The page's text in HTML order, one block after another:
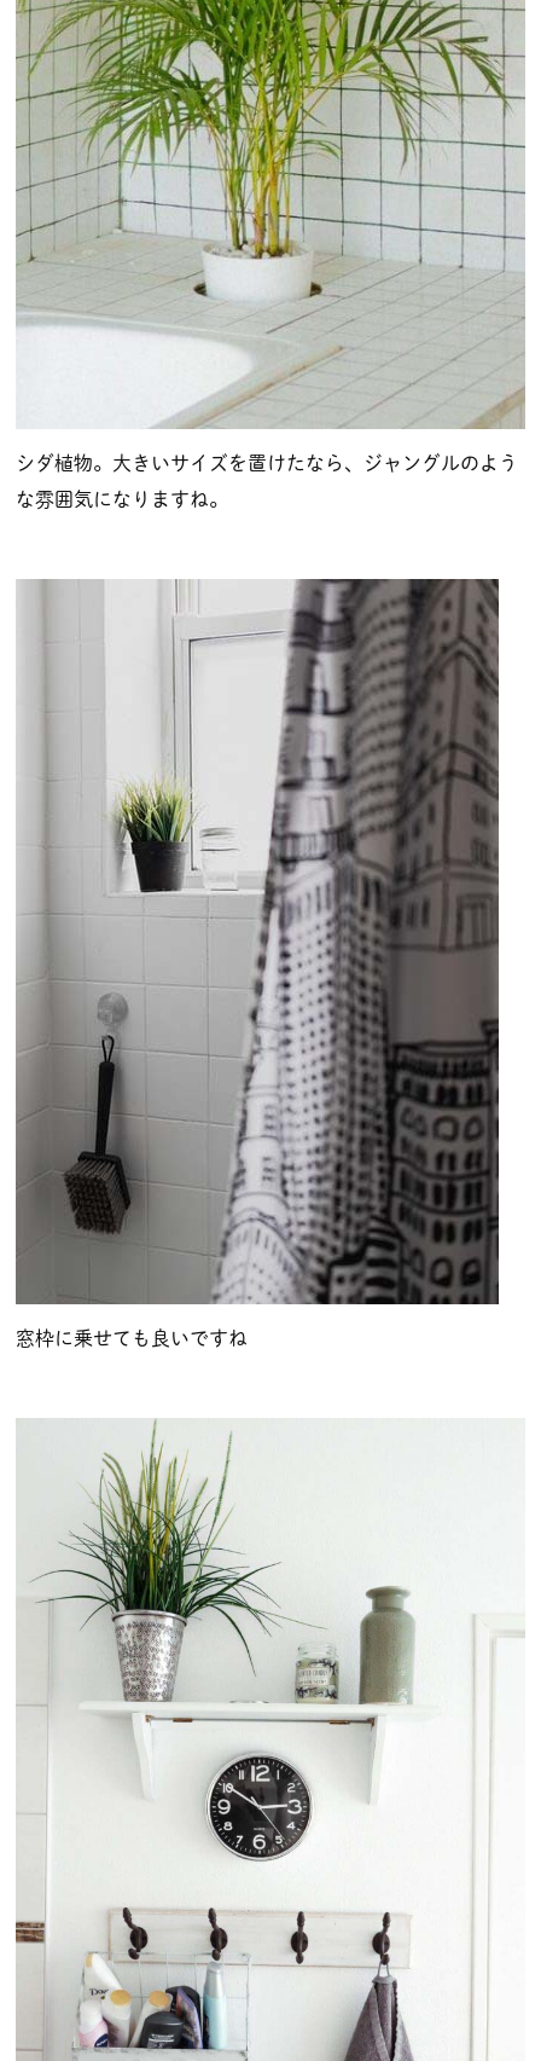
シダ植物。大きいサイズを置けたなら、ジャングルのよう
な雰囲気になりますね。
窓枠に乗せても良いですね